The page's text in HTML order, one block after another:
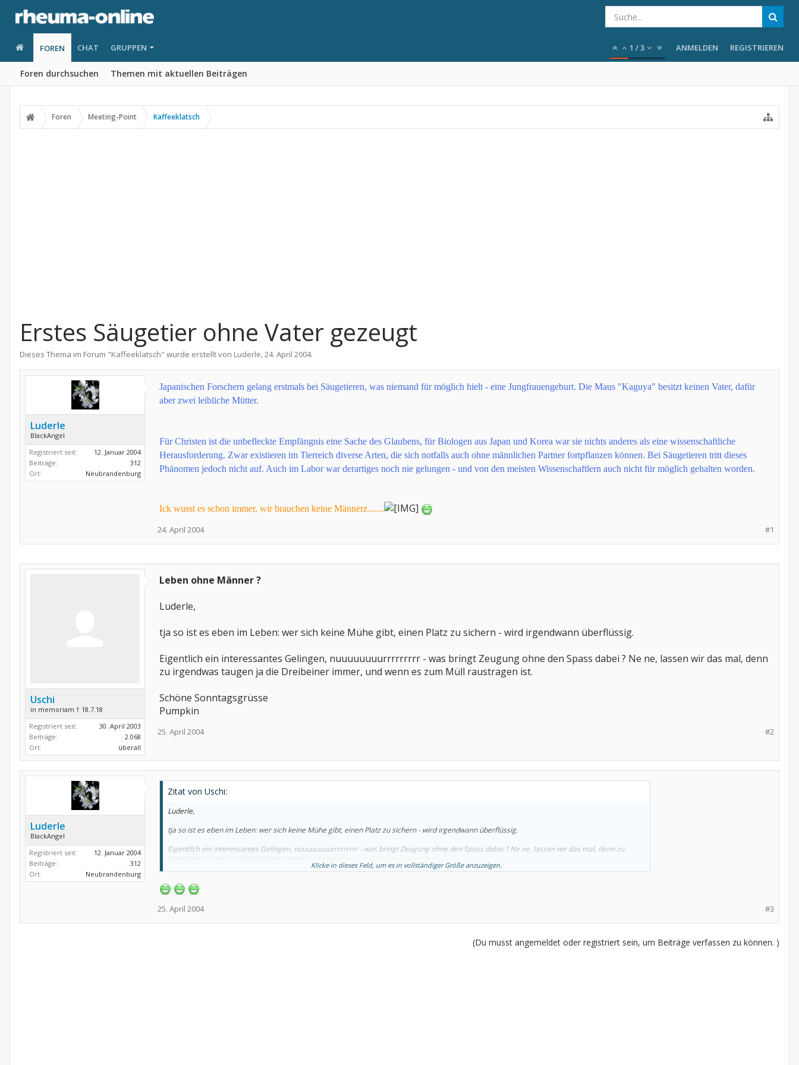
FOREN
Foren durchsuchen Themen mit aktuellen Beiträgen
CHAT GRUPPEN 1 /3 ANMELDEN REGISTRIEREN
Foren Meeting-Point Kaffeeklatsch
Erstes Säugetier ohne Vater gezeugt
Dieses Thema im Forum "Kaffeeklatsch" wurde erstellt von Luderle,24. April 2004.
Luderle
BlackAngel
Registriert seit:
12. Januar 2004
Beiträge:
312
Ort:
Neubrandenburg
Japanischen Forschern gelang erstmals bei Säugetieren, was niemand für möglich hielt - eine Jungfrauengeburt. Die Maus "Kaguya" besitzt keinen Vater, dafür
aber zwei leibliche Mütter.
Für Christen ist die unbefleckte Empfängnis eine Sache des Glaubens, für Biologen aus Japan und Korea war sie nichts anderes als eine wissenschaftliche
Herausforderung. Zwar existieren im Tierreich diverse Arten, die sich notfalls auch ohne männlichen Partner fortpflanzen können. Bei Säugetieren tritt dieses
Phänomen jedoch nicht auf. Auch im Labor war derartiges noch nie gelungen - und von den meisten Wissenschaftlern auch nicht für möglich gehalten worden.
Ick wusst es schon immer, wir brauchen keine Männerz.......
#1
24. April 2004
Uschi
in memoriam † 18.7.18
Registriert seit:
30. April 2003
Beiträge:
2.068
Ort:
überall
Leben ohne Männer ?
Luderle,
tja so ist es eben im Leben: wer sich keine Mühe gibt, einen Platz zu sichern - wird irgendwann überflüssig.
Eigentlich ein interessantes Gelingen, nuuuuuuuurrrrrrrrr - was bringt Zeugung ohne den Spass dabei ? Ne ne, lassen wir das mal, denn
zu irgendwas taugen ja die Dreibeiner immer, und wenn es zum Müll raustragen ist.
Schöne Sonntagsgrüsse
Pumpkin
#2
25. April 2004
Luderle
BlackAngel
Registriert seit:
12. Januar 2004
Beiträge:
312
Ort:
Neubrandenburg
Zitat von Uschi:
Luderle,
tja so ist es eben im Leben: wer sich keine Mühe gibt, einen Platz zu sichern - wird irgendwann überflüssig.
Eigentlich ein interessantes Gelingen, nuuuuuuuurrrrrrrrr - was bringt Zeugung ohne den Spass dabei ? Ne ne, lassen wir das mal, denn zu
irgendwas taugen ja die Dreibeiner immer,
und wenn es zum Müll raustragen ist.
Pumpkin
Klicke in dieses Feld, um es in vollständiger Größe anzuzeigen.
#3
25. April 2004
(Du musst angemeldet oder registriert sein, um Beiträge verfassen zu können. )